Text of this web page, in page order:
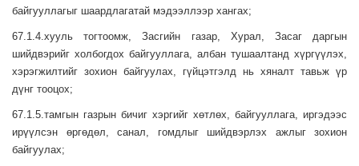
байгууллагыг шаардлагатай мэдээллээр хангах;
67.1.4.хууль тогтоомж, Засгийн газар, Хурал, Засаг даргын
шийдвэрийг холбогдох байгууллага, албан тушаалтанд хүргүүлэх,
хэрэгжилтийг зохион байгуулах, гүйцэтгэлд нь хяналт тавьж үр
дүнг тооцох;
67.1.5.тамгын газрын бичиг хэргийг хөтлөх, байгууллага, иргэдээс
ирүүлсэн өргөдөл, санал, гомдлыг шийдвэрлэх ажлыг зохион
байгуулах;